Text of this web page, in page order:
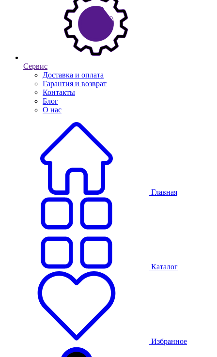
Сервис
Доставка и оплата
Гарантия и возврат
Контакты
Блог
О нас
Главная
Каталог
Избранное